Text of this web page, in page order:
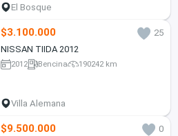
El Bosque
$3.100.000
25
NISSAN TIIDA 2012
2012 Bencina 190242 km
Villa Alemana
$9.500.000
0